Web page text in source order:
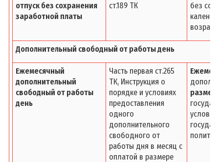
отпуск без сохранения
заработной платы
ст.189 ТК
без
Дополнительный свободный от работы день
Ежемесячный
дополнительный
свободный от работы
день
Часть первая ст.265
ТК, Инструкция о
порядке и условиях
предоставления
одного
дополнительного
свободного от
работы дня в месяц с
оплатой в размере